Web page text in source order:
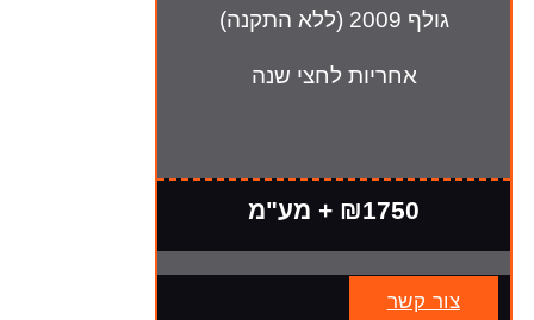
גולף 2009 (ללא התקנה)
אחריות לחצי שנה
₪1750 + מע"מ
צור קשר